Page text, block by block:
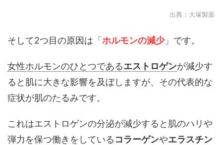
出典：大塚製薬
そして2つ目の原因は「 ホルモンの減少」です。
女性ホルモンのひとつであるエストロゲンが減少す
ると肌に大きな影響を及ぼしますが、その代表的な
症状が肌のたるみです。
これはエストロゲンの分泌が減少すると肌のハリや
弾力を保つ働きをしているコラーゲンやエラスチン